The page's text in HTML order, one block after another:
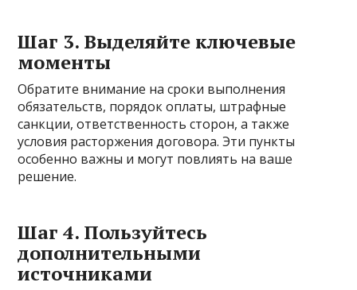
Шаг 3. Выделяйте ключевые
моменты
Обратите внимание на сроки выполнения
обязательств, порядок оплаты, штрафные
санкции, ответственность сторон, а также
условия расторжения договора. Эти пункты
особенно важны и могут повлиять на ваше
решение.
Шаг 4. Пользуйтесь
дополнительными
источниками